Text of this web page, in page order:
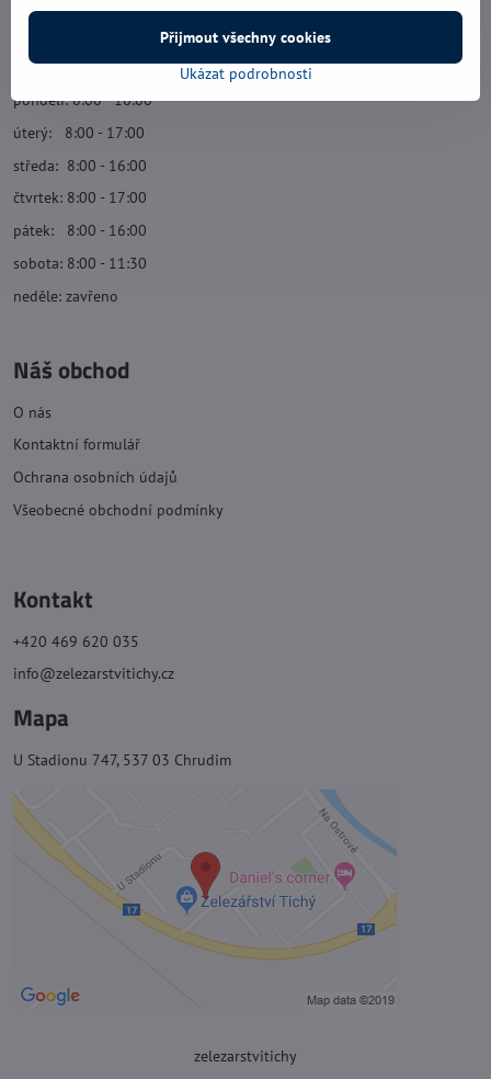
Navštivte nás
Otevírací doba:
pondělí: 8:00 - 16:00
úterý: 8:00 - 17:00
středa: 8:00 - 16:00
čtvrtek: 8:00 - 17:00
pátek: 8:00 - 16:00
sobota: 8:00 - 11:30
neděle: zavřeno
Náš obchod
O nás
Kontaktní formulář
Ochrana osobních údajů
Všeobecné obchodní podmínky
Kontakt
+420 469 620 035
info@zelezarstvitichy.cz
Mapa
U Stadionu 747, 537 03 Chrudim
zelezarstvitichy
Ukázat podrobnosti
Přijmout všechny cookies